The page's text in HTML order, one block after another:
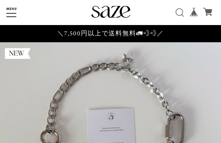
＼7,500円以上で送料無料🚛💨💨／